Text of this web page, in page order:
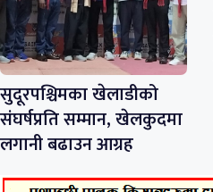
सुदूरपश्चिमका खेलाडीको
संघर्षप्रति सम्मान, खेलकुदमा
लगानी बढाउन आग्रह